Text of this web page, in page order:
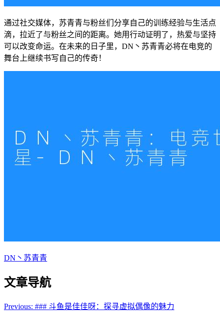
通过社交媒体，苏青青与粉丝们分享自己的训练经验与生活点
滴，拉近了与粉丝之间的距离。她用行动证明了，热爱与坚持
可以改变命运。在未来的日子里，DN丶苏青青必将在电竞的
舞台上继续书写自己的传奇！
DN丶苏青青
文章导航
Previous: ### 斗鱼是佳佳呀：探寻虚拟偶像的魅力